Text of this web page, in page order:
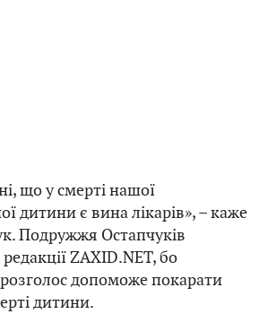
що у смерті нашої
дитини є вина лікарів», – каже
Подружжя Остапчуків
ZAXID.NET, бо
допоможе покарати
дитини.